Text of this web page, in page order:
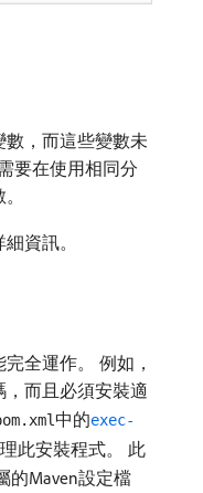
，而這些變數未
要在使用相同分
資訊。
全運作。 例如，
，而且必須安裝適
中的exec-
此安裝程式。 此
的Maven設定檔